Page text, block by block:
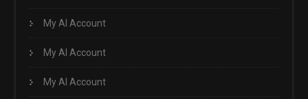
My AI Account
My AI Account
My AI Account